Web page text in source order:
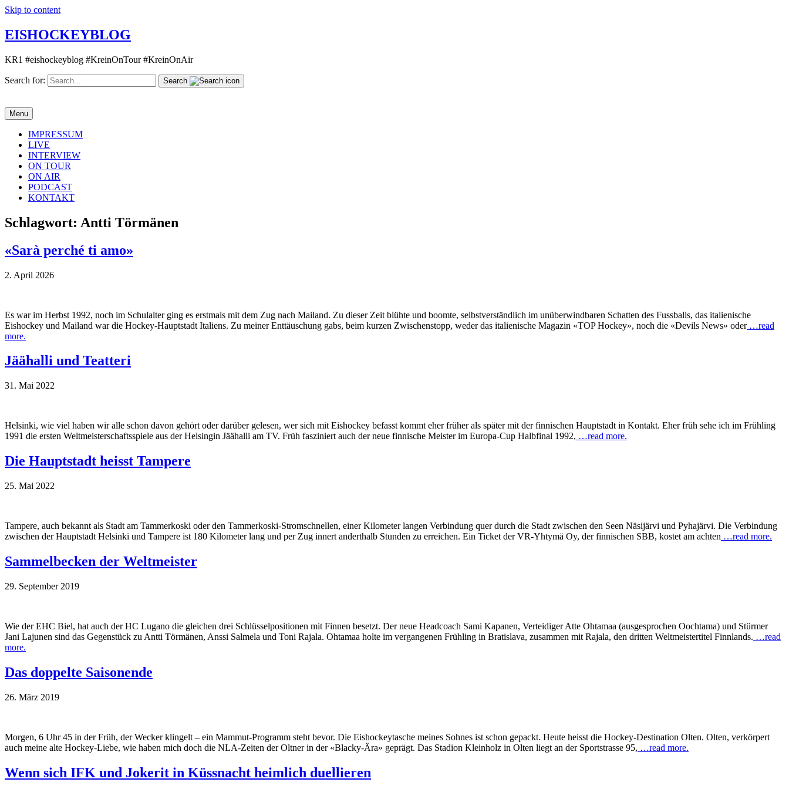
Skip to content
EISHOCKEYBLOG
KR1 #eishockeyblog #KreinOnTour #KreinOnAir
Search for: Search
Menu
IMPRESSUM
LIVE
INTERVIEW
ON TOUR
ON AIR
PODCAST
KONTAKT
Schlagwort: Antti Törmänen
«Sarà perché ti amo»
2. April 2026
Es war im Herbst 1992, noch im Schulalter ging es erstmals mit dem Zug nach Mailand. Zu dieser Zeit blühte und boomte, selbstverständlich im unüberwindbaren Schatten des Fussballs, das italienische
Eishockey und Mailand war die Hockey-Hauptstadt Italiens. Zu meiner Enttäuschung gabs, beim kurzen Zwischenstopp, weder das italienische Magazin «TOP Hockey», noch die «Devils News» oder…read
more.
Jäähalli und Teatteri
31. Mai 2022
Helsinki, wie viel haben wir alle schon davon gehört oder darüber gelesen, wer sich mit Eishockey befasst kommt eher früher als später mit der finnischen Hauptstadt in Kontakt. Eher früh sehe ich im Frühling
1991 die ersten Weltmeisterschaftsspiele aus der Helsingin Jäähalli am TV. Früh fasziniert auch der neue finnische Meister im Europa-Cup Halbfinal 1992, …read more.
Die Hauptstadt heisst Tampere
25. Mai 2022
Tampere, auch bekannt als Stadt am Tammerkoski oder den Tammerkoski-Stromschnellen, einer Kilometer langen Verbindung quer durch die Stadt zwischen den Seen Näsijärvi und Pyhajärvi. Die Verbindung
zwischen der Hauptstadt Helsinki und Tampere ist 180 Kilometer lang und per Zug innert anderthalb Stunden zu erreichen. Ein Ticket der VR-Yhtymä Oy, der finnischen SBB, kostet am achten …read more.
Sammelbecken der Weltmeister
29. September 2019
Wie der EHC Biel, hat auch der HC Lugano die gleichen drei Schlüsselpositionen mit Finnen besetzt. Der neue Headcoach Sami Kapanen, Verteidiger Atte Ohtamaa (ausgesprochen Oochtama) und Stürmer
Jani Lajunen sind das Gegenstück zu Antti Törmänen, Anssi Salmela und Toni Rajala. Ohtamaa holte im vergangenen Frühling in Bratislava, zusammen mit Rajala, den dritten Weltmeistertitel Finnlands. …read
more.
Das doppelte Saisonende
26. März 2019
Morgen, 6 Uhr 45 in der Früh, der Wecker klingelt – ein Mammut-Programm steht bevor. Die Eishockeytasche meines Sohnes ist schon gepackt. Heute heisst die Hockey-Destination Olten. Olten, verkörpert
auch meine alte Hockey-Liebe, wie haben mich doch die NLA-Zeiten der Oltner in der «Blacky-Ära» geprägt. Das Stadion Kleinholz in Olten liegt an der Sportstrasse 95, …read more.
Wenn sich IFK und Jokerit in Küssnacht heimlich duellieren